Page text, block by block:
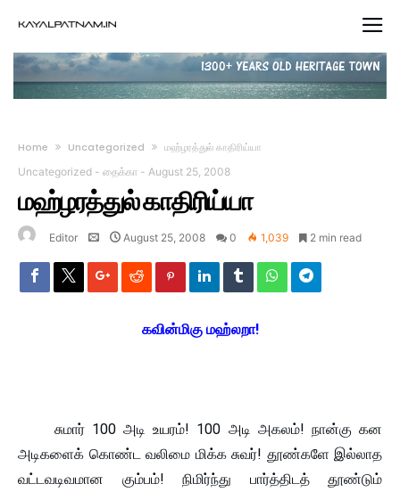
Home Uncategorized மஹ்ழரத்துல் காதிரிய்யா
Uncategorized - தைக்கா - August 25, 2008
மஹ்ழரத்துல் காதிரிய்யா
Editor August 25, 2008 0 1,039 2 min read
கவின்மிகு மஹ்லறா!
சுமார் 100 அடி உயரம்! 100 அடி அகலம்! நான்கு கன
அடிகளைக் கொண்ட வலிமை மிக்க சுவர்! தூண்களே இல்லாத
வட்டவடிவமான கும்பம்! நிமிர்ந்து பார்த்திடத் தூண்டும்